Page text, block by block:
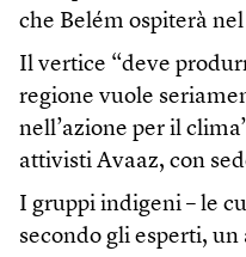
che Belém ospiterà nel
Il vertice “deve
regione vuole
nell’azione per il
attivisti Avaaz, con
I gruppi indigeni – le
secondo gli esperti,